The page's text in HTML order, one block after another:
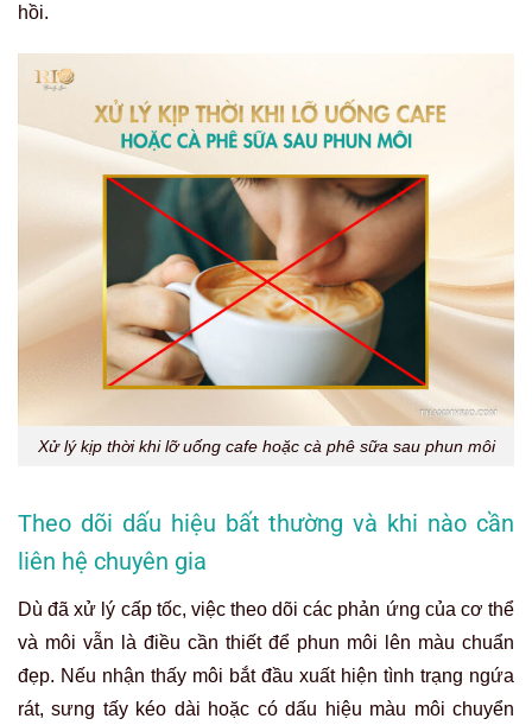
hồi.
Xử lý kịp thời khi lỡ uống cafe hoặc cà phê sữa sau phun môi
Theo dõi dấu hiệu bất thường và khi nào cần
liên hệ chuyên gia
Dù đã xử lý cấp tốc, việc theo dõi các phản ứng của cơ thể
và môi vẫn là điều cần thiết để phun môi lên màu chuẩn
đẹp. Nếu nhận thấy môi bắt đầu xuất hiện tình trạng ngứa
rát, sưng tấy kéo dài hoặc có dấu hiệu màu môi chuyển